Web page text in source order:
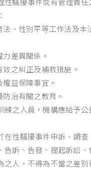
性騷擾事件或有管理責
法、性別平等工作法及本
差異關係。
之糾正及補救措施。
益保障事宜。
治有關之教育。
練之人員，機構應給予公
在性騷擾事件申訴、調查
告訴、告發、提起訴訟、
之人，不得為不當之差別